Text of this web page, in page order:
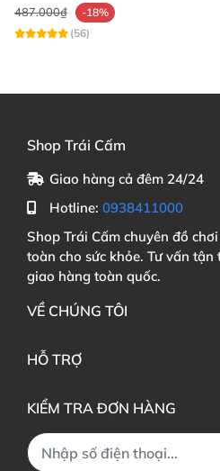
487.000₫
-18%
(56)
Shop Trái Cấm
Giao hàng cả đêm 24/24
Hotline: 0938411000
Shop Trái Cấm chuyên đồ
toàn cho sức khỏe. Tư vấn
giao hàng toàn quốc.
VỀ CHÚNG TÔI
HỖ TRỢ
KIỂM TRA ĐƠN HÀNG